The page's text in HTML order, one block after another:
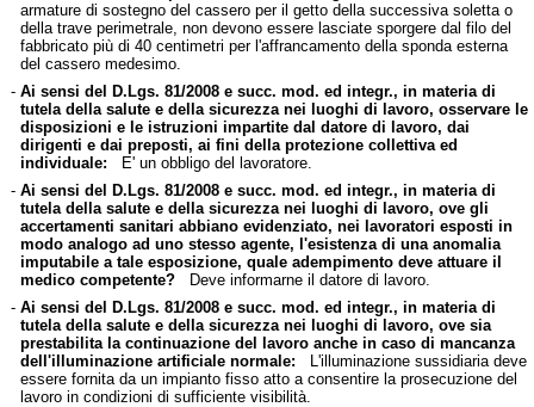
armature di sostegno del cassero per il getto della successiva soletta o
della trave perimetrale, non devono essere lasciate sporgere dal filo del
fabbricato più di 40 centimetri per l'affrancamento della sponda esterna
del cassero medesimo.
- Ai sensi del D.Lgs. 81/2008 e succ. mod. ed integr., in materia di
tutela della salute e della sicurezza nei luoghi di lavoro, osservare le
disposizioni e le istruzioni impartite dal datore di lavoro, dai
dirigenti e dai preposti, ai fini della protezione collettiva ed
individuale: E' un obbligo del lavoratore.
- Ai sensi del D.Lgs. 81/2008 e succ. mod. ed integr., in materia di
tutela della salute e della sicurezza nei luoghi di lavoro, ove gli
accertamenti sanitari abbiano evidenziato, nei lavoratori esposti in
modo analogo ad uno stesso agente, l'esistenza di una anomalia
imputabile a tale esposizione, quale adempimento deve attuare il
medico competente?Deve informarne il datore di lavoro.
- Ai sensi del D.Lgs. 81/2008 e succ. mod. ed integr., in materia di
tutela della salute e della sicurezza nei luoghi di lavoro, ove sia
prestabilita la continuazione del lavoro anche in caso di mancanza
dell'illuminazione artificiale normale: L'illuminazione sussidiaria deve
essere fornita da un impianto fisso atto a consentire la prosecuzione del
lavoro in condizioni di sufficiente visibilità.